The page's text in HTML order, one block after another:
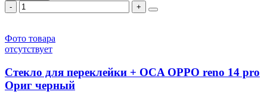
-
+
Фото товара
отсутствует
Стекло для переклейки + OCA OPPO reno 14 pro
Ориг черный